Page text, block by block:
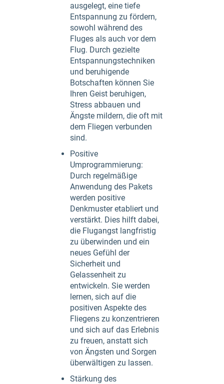
ausgelegt, eine tiefe
Entspannung zu fördern,
sowohl während des
Fluges als auch vor dem
Flug. Durch gezielte
Entspannungstechniken
und beruhigende
Botschaften können Sie
Ihren Geist beruhigen,
Stress abbauen und
Ängste mildern, die oft mit
dem Fliegen verbunden
sind.
Positive
Umprogrammierung:
Durch regelmäßige
Anwendung des Pakets
werden positive
Denkmuster etabliert und
verstärkt. Dies hilft dabei,
die Flugangst langfristig
zu überwinden und ein
neues Gefühl der
Sicherheit und
Gelassenheit zu
entwickeln. Sie werden
lernen, sich auf die
positiven Aspekte des
Fliegens zu konzentrieren
und sich auf das Erlebnis
zu freuen, anstatt sich
von Ängsten und Sorgen
überwältigen zu lassen.
Stärkung des